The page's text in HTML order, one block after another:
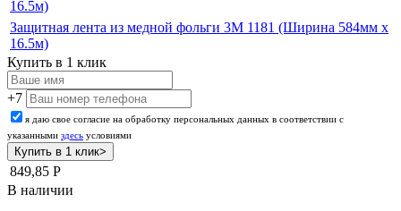
Защитная лента из медной фольги 3M 1181 (Ширина 584мм х
16.5м)
Купить в 1 клик
+7
я даю свое согласие на обработку персональных данных в соответствии с
указанными здесь условиями
849,85 Р
В наличии